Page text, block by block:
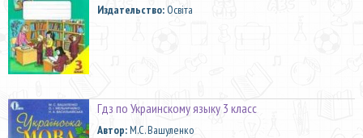
Издательство:Освiта
Гдз по Украинскому языку 3 класс
Автор:М.С. Вашуленко